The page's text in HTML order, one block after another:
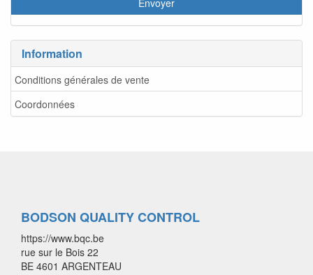
Information
Conditions générales de vente
Coordonnées
BODSON QUALITY CONTROL
https://www.bqc.be
rue sur le Bois 22
BE 4601 ARGENTEAU